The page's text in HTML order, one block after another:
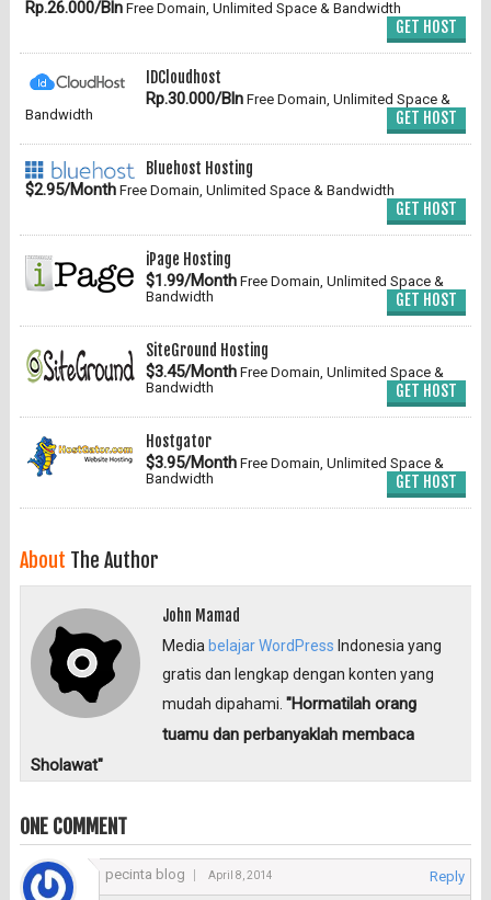
Rp.26.000/BlnFree Domain, Unlimited Space & Bandwidth
GET HOST
IDCloudhost
Rp.30.000/BlnFree Domain, Unlimited Space &
Bandwidth
GET HOST
Bluehost Hosting
$2.95/MonthFree Domain, Unlimited Space & Bandwidth
GET HOST
iPage Hosting
$1.99/MonthFree Domain, Unlimited Space &
Bandwidth
GET HOST
SiteGround Hosting
$3.45/MonthFree Domain, Unlimited Space &
Bandwidth
GET HOST
Hostgator
$3.95/MonthFree Domain, Unlimited Space &
Bandwidth
GET HOST
About The Author
John Mamad
Media belajar WordPress Indonesia yang
gratis dan lengkap dengan konten yang
mudah dipahami."Hormatilah orang
tuamu dan perbanyaklah membaca
Sholawat"
ONE COMMENT
pecinta blog April 8, 2014 Reply